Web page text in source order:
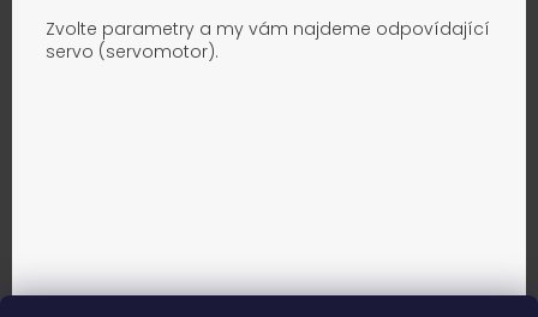
Zvolte parametry a my vám najdeme odpovídající
servo (servomotor).